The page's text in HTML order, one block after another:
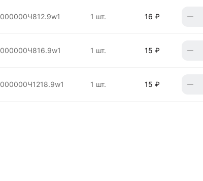
000000Ч812.9w1 1 шт. 16 ₽
000000Ч816.9w1 1 шт. 15 ₽
000000Ч1218.9w1 1 шт. 15 ₽